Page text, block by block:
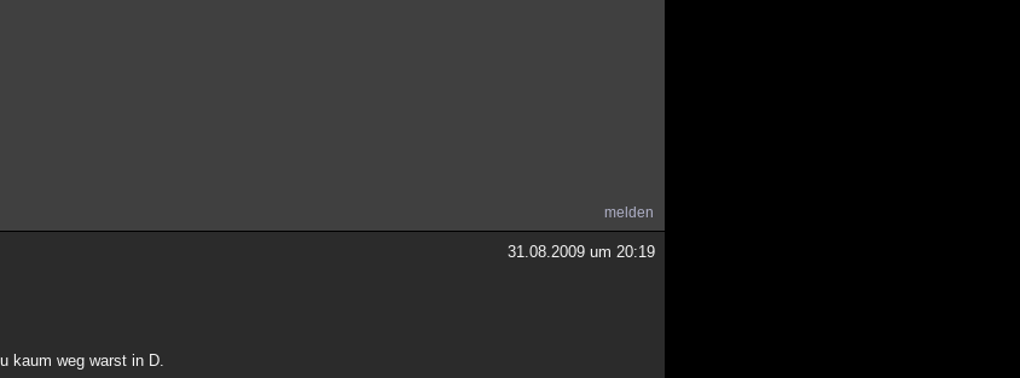
melden
31.08.2009 um 20:19
kaum weg warst in D.